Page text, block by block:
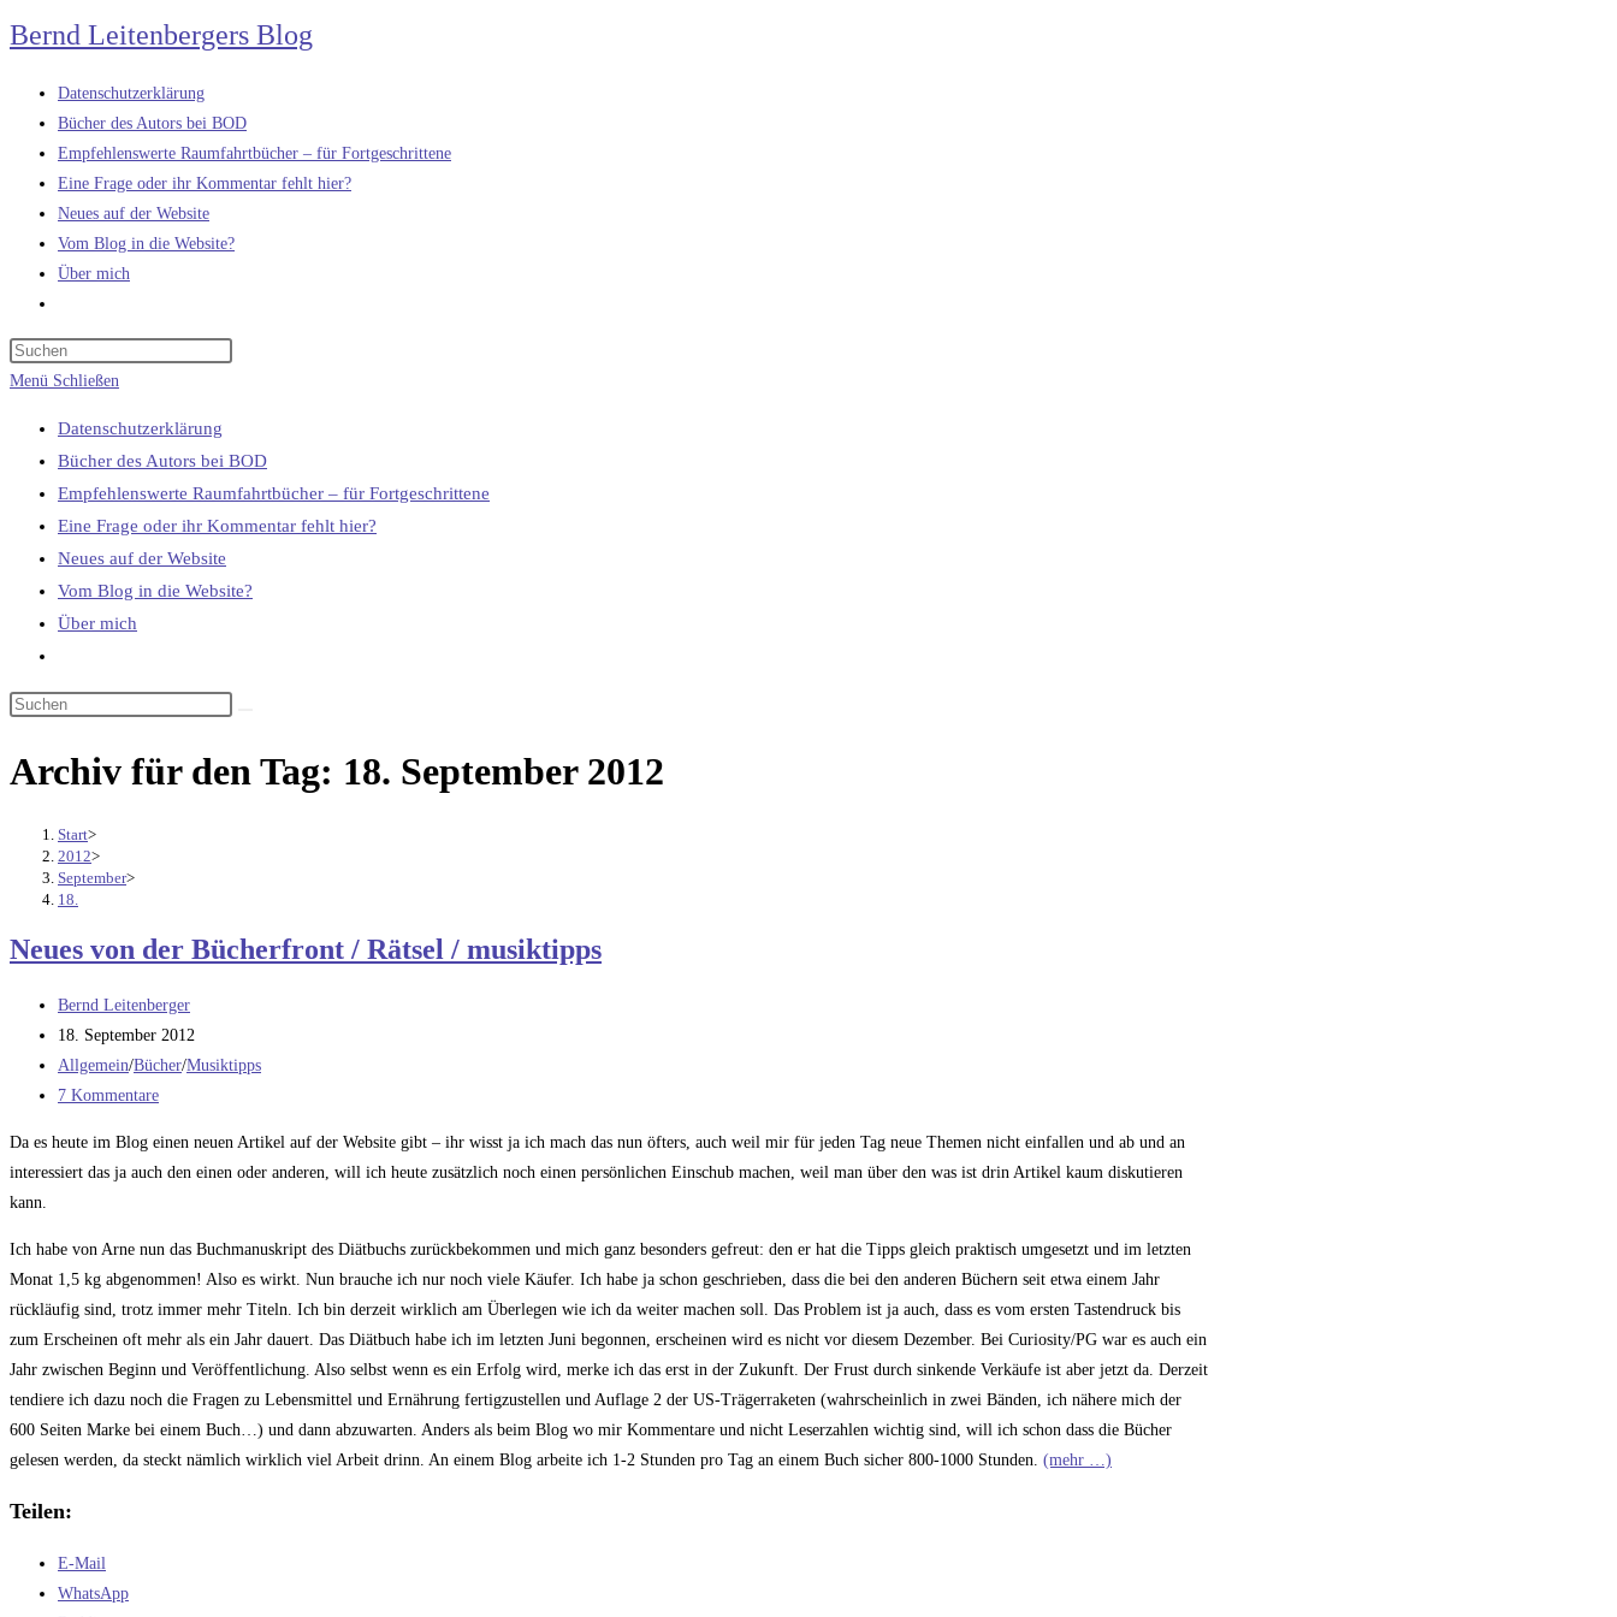
Zum
Inhalt
springen
Bernd Leitenbergers Blog
Datenschutzerklärung
Bücher des Autors bei BOD
Empfehlenswerte Raumfahrtbücher – für Fortgeschrittene
Eine Frage oder ihr Kommentar fehlt hier?
Neues auf der Website
Vom Blog in die Website?
Über mich
umschalten
Menü Schließen
Datenschutzerklärung
Bücher des Autors bei BOD
Empfehlenswerte Raumfahrtbücher – für Fortgeschrittene
Eine Frage oder ihr Kommentar fehlt hier?
Neues auf der Website
Vom Blog in die Website?
Über mich
umschalten
Archiv für den Tag: 18. September 2012
Start>
2012>
September>
18.
Neues von der Bücherfront / Rätsel / musiktipps
Beitrags-
Autor:
Bernd Leitenberger
Beitrag
veröffentlicht:
18. September 2012
Beitrags-
Kategorie:
Allgemein/Bücher/Musiktipps
Beitrags-
7 Kommentare
Da es heute im Blog einen neuen Artikel auf der Website gibt – ihr wisst ja ich mach das nun öfters, auch weil mir für jeden Tag neue Themen nicht einfallen und ab und an
interessiert das ja auch den einen oder anderen, will ich heute zusätzlich noch einen persönlichen Einschub machen, weil man über den was ist drin Artikel kaum diskutieren
kann.
Ich habe von Arne nun das Buchmanuskript des Diätbuchs zurückbekommen und mich ganz besonders gefreut: den er hat die Tipps gleich praktisch umgesetzt und im letzten
Monat 1,5 kg abgenommen! Also es wirkt. Nun brauche ich nur noch viele Käufer. Ich habe ja schon geschrieben, dass die bei den anderen Büchern seit etwa einem Jahr
rückläufig sind, trotz immer mehr Titeln. Ich bin derzeit wirklich am Überlegen wie ich da weiter machen soll. Das Problem ist ja auch, dass es vom ersten Tastendruck bis
zum Erscheinen oft mehr als ein Jahr dauert. Das Diätbuch habe ich im letzten Juni begonnen, erscheinen wird es nicht vor diesem Dezember. Bei Curiosity/PG war es auch ein
Jahr zwischen Beginn und Veröffentlichung. Also selbst wenn es ein Erfolg wird, merke ich das erst in der Zukunft. Der Frust durch sinkende Verkäufe ist aber jetzt da. Derzeit
tendiere ich dazu noch die Fragen zu Lebensmittel und Ernährung fertigzustellen und Auflage 2 der US-Trägerraketen (wahrscheinlich in zwei Bänden, ich nähere mich der
600 Seiten Marke bei einem Buch…) und dann abzuwarten. Anders als beim Blog wo mir Kommentare und nicht Leserzahlen wichtig sind, will ich schon dass die Bücher
gelesen werden, da steckt nämlich wirklich viel Arbeit drinn. An einem Blog arbeite ich 1-2 Stunden pro Tag an einem Buch sicher 800-1000 Stunden. (mehr …)
Teilen:
E-Mail
WhatsApp